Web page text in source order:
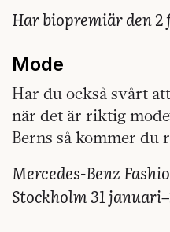
Har biopremiär den
Mode
Har du också svårt
när det är riktig
Berns så kommer du
Mercedes-Benz
Stockholm 31